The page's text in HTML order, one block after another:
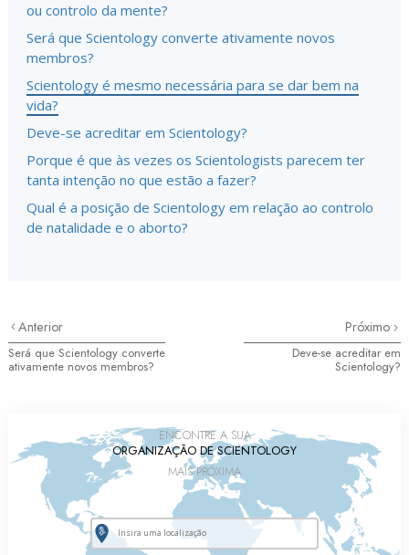
ou controlo da mente?
Será que Scientology converte ativamente novos
membros?
Scientology é mesmo necessária para se dar bem na
vida?
Deve-se acreditar em Scientology?
Porque é que às vezes os Scientologists parecem ter
tanta intenção no que estão a fazer?
Qual é a posição de Scientology em relação ao controlo
de natalidade e o aborto?
Anterior
Será que Scientology converte
ativamente novos membros?
Próximo
Deve-se acreditar em
Scientology?
ENCONTRE A SUA
ORGANIZAÇÃO DE SCIENTOLOGY
MAIS PRÓXIMA